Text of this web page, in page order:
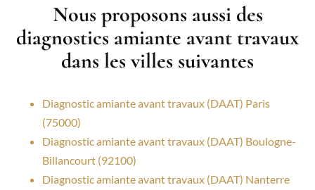
Nous proposons aussi des
diagnostics amiante avant travaux
dans les villes suivantes
Diagnostic amiante avant travaux (DAAT) Paris
(75000)
Diagnostic amiante avant travaux (DAAT) Boulogne-
Billancourt (92100)
Diagnostic amiante avant travaux (DAAT) Nanterre